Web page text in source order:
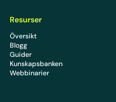
Resurser
Översikt
Blogg
Guider
Kunskapsbanken
Webbinarier